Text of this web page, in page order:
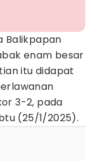
Balikpapan
enam besar
itu didapat
3-2, pada
(25/1/2025).